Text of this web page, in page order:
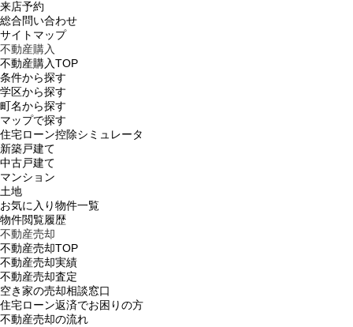
来店予約
総合問い合わせ
サイトマップ
不動産購入
不動産購入TOP
条件から探す
学区から探す
町名から探す
マップで探す
住宅ローン控除シミュレータ
新築戸建て
中古戸建て
マンション
土地
お気に入り物件一覧
物件閲覧履歴
不動産売却
不動産売却TOP
不動産売却実績
不動産売却査定
空き家の売却相談窓口
住宅ローン返済でお困りの方
不動産売却の流れ